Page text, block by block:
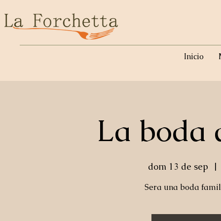
Inicio
La boda
dom 13 de sep
Sera una boda